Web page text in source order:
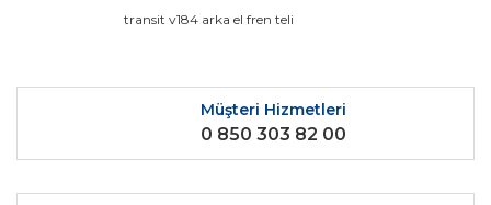
Bu ürüne ilk yorumu siz yapın!
Yorum Yaz
kullanarak tarafımıza iletebilirsiniz.
Ürün resmi kalitesiz, bozuk veya görüntülenemiyor.
Ürün açıklamasında eksik bilgiler bulunuyor.
Ürün bilgilerinde hatalar bulunuyor.
Ürün fiyatı diğer sitelerden daha pahalı.
transit v184 arka el fren teli
Müşteri Hizmetleri
0 850 303 82 00